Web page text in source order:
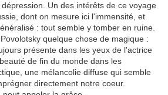
Un des intérêts de ce voyage
dont on mesure ici l'immensité, et
: tout semble y tomber en ruine.
quelque chose de magique :
présente dans les yeux de l'actrice
de fin du monde dans les
une mélancolie diffuse qui semble
directement notre coeur.